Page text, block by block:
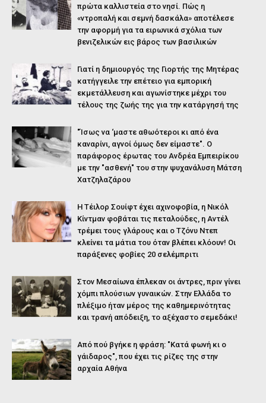
πρώτα καλλιστεία στο νησί. Πώς η
«ντροπαλή και σεμνή δασκάλα» αποτέλεσε
την αφορμή για τα ειρωνικά σχόλια των
βενιζελικών εις βάρος των βασιλικών
Γιατί η δημιουργός της Γιορτής της Μητέρας
κατήγγειλε την επέτειο για εμπορική
εκμετάλλευση και αγωνίστηκε μέχρι του
τέλους της ζωής της για την κατάργησή της
"Ίσως να ‘μαστε αθωότεροι κι από ένα
καναρίνι, αγνοί όμως δεν είμαστε". Ο
παράφορος έρωτας του Ανδρέα Εμπειρίκου
με την "ασθενή" του στην ψυχανάλυση Μάτση
Χατζηλαζάρου
Η Τέιλορ Σουίφτ έχει αχινοφοβία, η Νικόλ
Κίντμαν φοβάται τις πεταλούδες, η Αντέλ
τρέμει τους γλάρους και ο Τζόνυ Ντεπ
κλείνει τα μάτια του όταν βλέπει κλόουν! Οι
παράξενες φοβίες 20 σελέμπριτι
Στον Μεσαίωνα έπλεκαν οι άντρες, πριν γίνει
χόμπι πλούσιων γυναικών. Στην Ελλάδα το
πλέξιμο ήταν μέρος της καθημερινότητας
και τρανή απόδειξη, το αξέχαστο σεμεδάκι!
Από πού βγήκε η φράση: "Κατά φωνή κι ο
γάιδαρος", που έχει τις ρίζες της στην
αρχαία Αθήνα